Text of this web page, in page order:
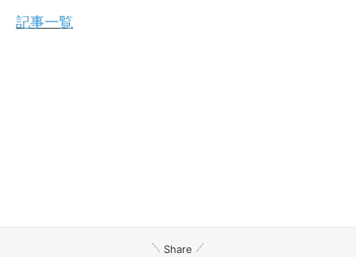
記事一覧
Share